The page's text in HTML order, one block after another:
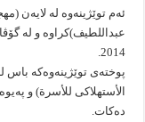
ئەم توێژینەوە لە لایەن
عبداللطیف)كراوە و لە
2014.
پوختەی توێژینەوەكە
الأستهلاكی للأسرة) و
دەكات.